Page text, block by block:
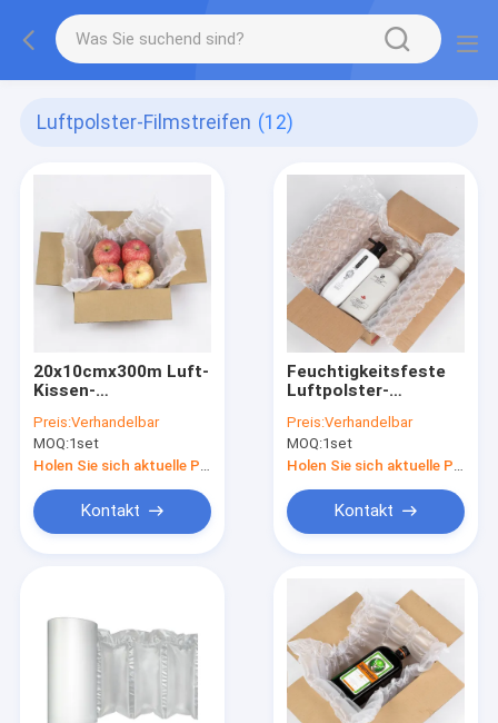
Luftpolster-Filmstreifen (12)
20x10cmx300m Luft-
Kissen-
Preis:Verhandelbar
MOQ:1set
Kontakt
Feuchtigkeitsfeste
Luftpolster-
Preis:Verhandelbar
MOQ:1set
Kontakt